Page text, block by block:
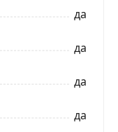
да
да
да
да